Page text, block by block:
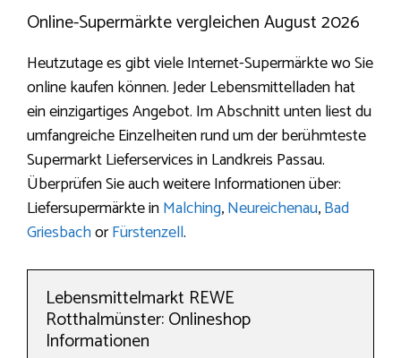
Online-Supermärkte vergleichen August 2026
Heutzutage es gibt viele Internet-Supermärkte wo Sie
online kaufen können. Jeder Lebensmittelladen hat
ein einzigartiges Angebot. Im Abschnitt unten liest du
umfangreiche Einzelheiten rund um der berühmteste
Supermarkt Lieferservices in Landkreis Passau.
Überprüfen Sie auch weitere Informationen über:
Liefersupermärkte inMalching,Neureichenau,Bad
GriesbachorFürstenzell.
Lebensmittelmarkt REWE
Rotthalmünster: Onlineshop
Informationen